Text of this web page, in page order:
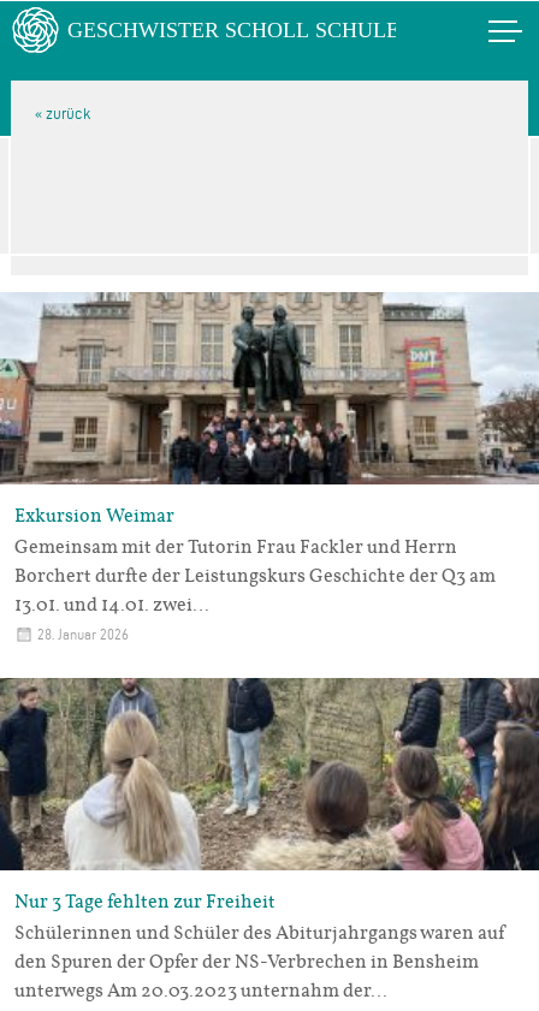
Exkursion Weimar
Gemeinsam mit der Tutorin Frau Fackler und Herrn
Borchert durfte der Leistungskurs Geschichte der Q3 am
13.01. und 14.01. zwei…
28. Januar 2026
Nur 3 Tage fehlten zur Freiheit
Schülerinnen und Schüler des Abiturjahrgangs waren auf
den Spuren der Opfer der NS-Verbrechen in Bensheim
unterwegs Am 20.03.2023 unternahm der…